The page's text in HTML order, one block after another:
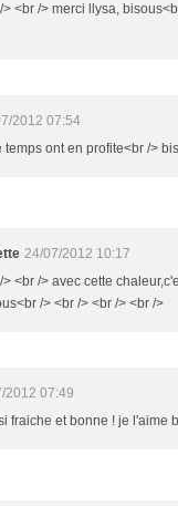
> <br /> merci llysa,
2012 07:54
temps ont en profite<br />
24/07/2012 10:17
> <br /> avec cette
/> <br /> <br /> <br />
2012 07:49
fraiche et bonne ! je l'aime